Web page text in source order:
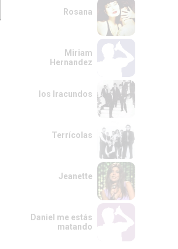
Rosana
Miriam
Hernandez
los Iracundos
Terrícolas
Jeanette
Daniel me estás
matando